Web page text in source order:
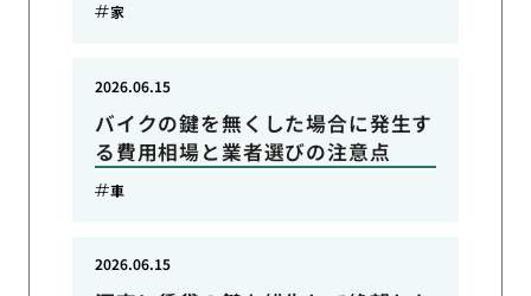
家
バイクの鍵を無くした場合に発生す
る費用相場と業者選びの注意点
2026.06.15
車
2026.06.15